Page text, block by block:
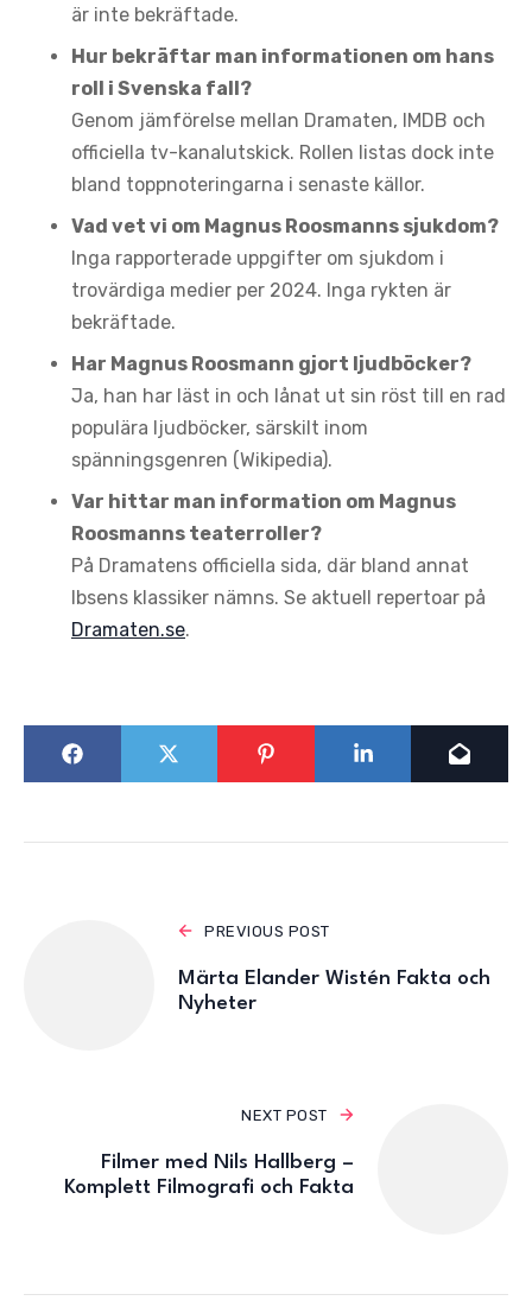
är inte bekräftade.
Hur bekräftar man informationen om hans
roll i Svenska fall?
Genom jämförelse mellan Dramaten, IMDB och
officiella tv-kanalutskick. Rollen listas dock inte
bland toppnoteringarna i senaste källor.
Vad vet vi om Magnus Roosmanns sjukdom?
Inga rapporterade uppgifter om sjukdom i
trovärdiga medier per 2024. Inga rykten är
bekräftade.
Har Magnus Roosmann gjort ljudböcker?
Ja, han har läst in och lånat ut sin röst till en rad
populära ljudböcker, särskilt inom
spänningsgenren (Wikipedia).
Var hittar man information om Magnus
Roosmanns teaterroller?
På Dramatens officiella sida, där bland annat
Ibsens klassiker nämns. Se aktuell repertoar på
Dramaten.se.
PREVIOUS POST
Märta Elander Wistén Fakta och
Nyheter
NEXT POST
Filmer med Nils Hallberg –
Komplett Filmografi och Fakta